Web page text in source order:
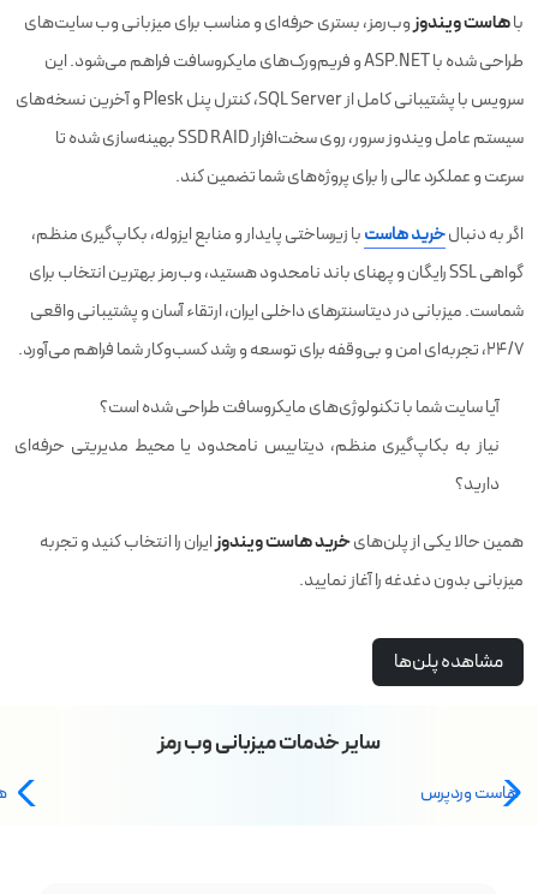
باهاست ویندوزوب‌رمز، بستری حرفه‌ای و مناسب برای میزبانی وب سایت‌های
طراحی شده با ASP.NET و فریم‌ورک‌های مایکروسافت فراهم می‌شود. این
سرویس با پشتیبانی کامل از SQL Server، کنترل پنل Plesk و آخرین نسخه‌های
سیستم عامل ویندوز سرور، روی سخت‌افزار SSD RAID بهینه‌سازی شده تا
سرعت و عملکرد عالی را برای پروژه‌های شما تضمین کند.
اگر به دنبالخرید هاستبا زیرساختی پایدار و منابع ایزوله، بکاپ‌گیری منظم،
گواهی SSL رایگان و پهنای باند نامحدود هستید، وب‌رمز بهترین انتخاب برای
شماست. میزبانی در دیتاسنترهای داخلی ایران، ارتقاء آسان و پشتیبانی واقعی
۲۴/۷، تجربه‌ای امن و بی‌وقفه برای توسعه و رشد کسب‌وکار شما فراهم می‌آورد.
آیا سایت شما با تکنولوژی‌های مایکروسافت طراحی شده است؟
نیاز به بکاپ‌گیری منظم، دیتابیس نامحدود یا محیط مدیریتی حرفه‌ای
دارید؟
همین حالا یکی از پلن‌هایخرید هاست ویندوزایران را انتخاب کنید و تجربه
میزبانی بدون دغدغه را آغاز نمایید.
مشاهده پلن‌ها
سایر خدمات میزبانی وب رمز
هاست وردپرس